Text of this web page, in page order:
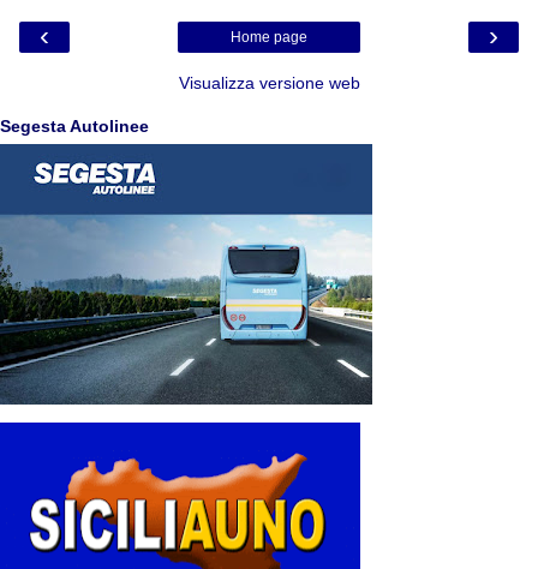
‹ ›
Home page
Visualizza versione web
Segesta Autolinee